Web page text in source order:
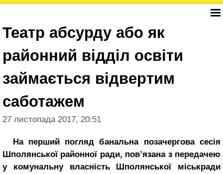
Театр абсурду або як
районний відділ освіти
займається відвертим
саботажем
27 листопада 2017, 20:51
На перший погляд банальна позачергова сесія
Шполянської районної ради, пов’язана з передачею
у комунальну власність Шполянської міськради